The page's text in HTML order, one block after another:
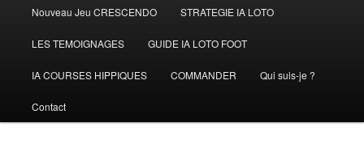
principal
Aller
au
contenu
Nouveau Jeu CRESCENDO STRATEGIE IA LOTO
LES TEMOIGNAGES GUIDE IA LOTO FOOT
IA COURSES HIPPIQUES COMMANDER Qui suis-je ?
Contact